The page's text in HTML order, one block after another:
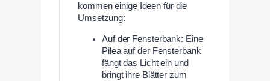
kommen einige Ideen für die
Umsetzung:
Auf der Fensterbank: Eine
Pilea auf der Fensterbank
fängt das Licht ein und
bringt ihre Blätter zum